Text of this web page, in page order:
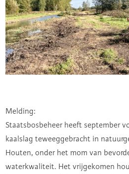
Melding:
Staatsbosbeheer heeft september
kaalslag teweeggebracht in
Houten, onder het mom van
waterkwaliteit. Het vrijgekomen